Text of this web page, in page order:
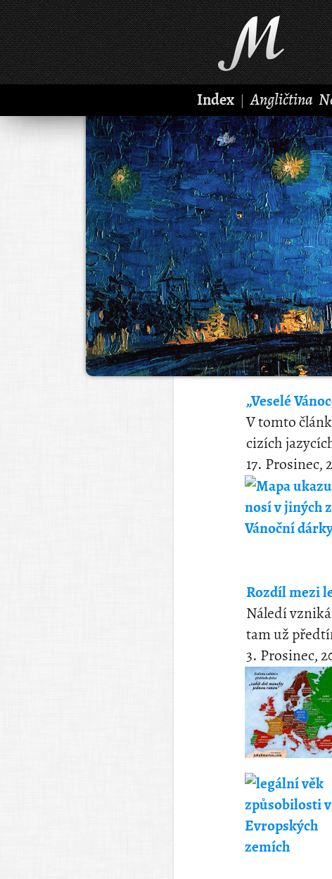
Index |Angličtina
„Veselé
V tomto
cizích
17. Prosinec,
Rozdíl mezi
Náledí
tam už
3. Prosinec,